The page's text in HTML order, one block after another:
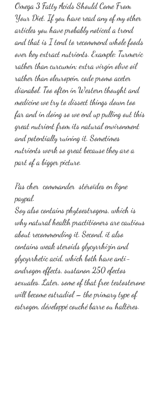
Omega 3 Fatty Acids Should Come From
Your Diet. If you have read any of my other
articles you have probably noticed a trend
and that is I tend to recommend whole foods
over key extract nutrients. Example: Turmeric
rather than curcumin; extra virgin olive oil
rather than oleuropein, code promo aceter
dianabol. Too often in Western thought and
medicine we try to dissect things down too
far and in doing so we end up pulling out this
great nutrient from its natural environment
and potentially ruining it. Sometimes
nutrients work so great because they are a
part of a bigger picture.
Pas cher  commander  stéroïdes en ligne
paypal.
Soy also contains phytoestrogens, which is
why natural health practitioners are cautious
about recommending it. Second, it also
contains weak steroids glycyrrhizin and
glycyrrhetic acid, which both have anti-
androgen effects, sustanon 250 efectos
sexuales. Later, some of that free testosterone
will become estradiol – the primary type of
estrogen, développé couché barre ou haltères.